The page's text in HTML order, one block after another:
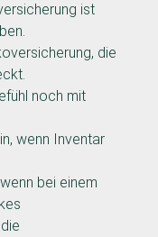
ist
die
noch mit
wenn Inventar
bei einem